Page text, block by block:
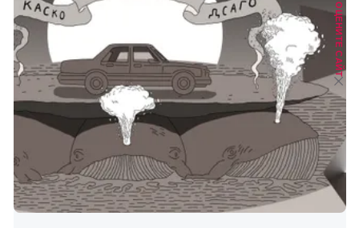
ОЦЕНИТЕ САЙТ